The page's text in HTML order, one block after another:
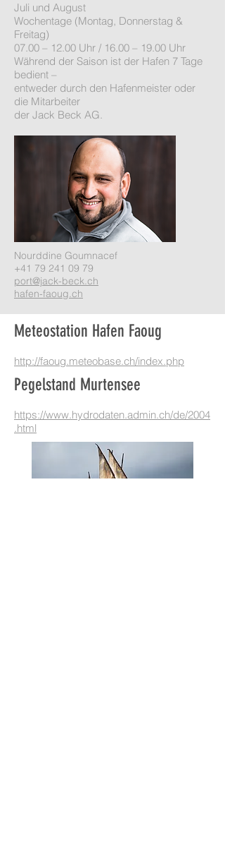
Juli und August
Wochentage (Montag, Donnerstag &
Freitag)
07.00 – 12.00 Uhr / 16.00 – 19.00 Uhr
Während der Saison ist der Hafen 7 Tage
bedient –
entweder durch den Hafenmeister oder
die Mitarbeiter
der Jack Beck AG.
Nourddine Goumnacef
+41 79 241 09 79
port@jack-beck.ch
hafen-faoug.ch
Meteostation Hafen Faoug
http://faoug.meteobase.ch/index.php
Pegelstand Murtensee
https://www.hydrodaten.admin.ch/de/2004
.html